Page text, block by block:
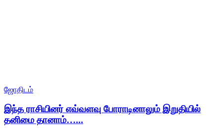
ஜோதிடம்
இந்த ராசியினர் எவ்வளவு போராடினாலும் இறுதியில்
தனிமை தானாம்…...